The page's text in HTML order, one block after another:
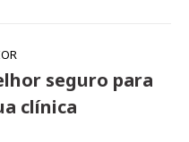
seguro para
clínica